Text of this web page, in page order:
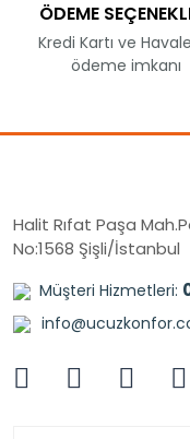
ÖDEME
Kredi Kartı ve
ödeme imkanı
Halit Rıfat Paşa
No:1568 Şişli/İstanbul
Müşteri Hizmetleri: